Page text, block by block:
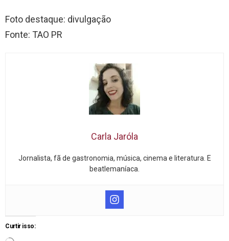
Foto destaque: divulgação
Fonte: TAO PR
Carla Jaróla
Jornalista, fã de gastronomia, música, cinema e literatura. E
beatlemaníaca.
Curtir isso: